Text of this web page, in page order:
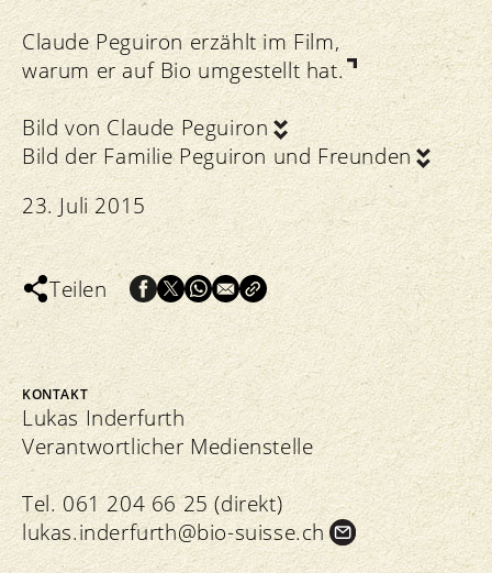
Claude Peguiron erzählt im Film,
warum er auf Bio umgestellt hat.
Bild vonClaude Peguiron
Bild der Familie Peguiron und Freunden
23. Juli 2015
Teilen
KONTAKT
Lukas Inderfurth
Verantwortlicher Medienstelle
Tel. 061 204 66 25 (direkt)
lukas.inderfurth@bio-suisse.ch